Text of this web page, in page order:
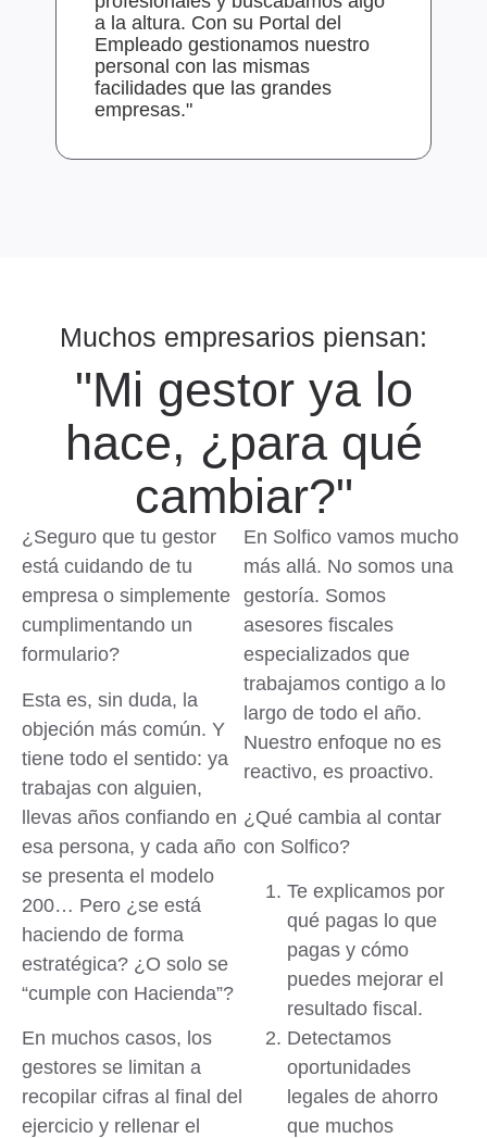
a la altura. Con su Portal del
Empleado gestionamos nuestro
personal con las mismas
facilidades que las grandes
empresas."
Muchos empresarios piensan:
"Mi gestor ya lo
hace, ¿para qué
cambiar?"
¿Seguro que tu gestor
está cuidando de tu
empresa o simplemente
cumplimentando un
formulario?
Esta es, sin duda, la
objeción más común. Y
tiene todo el sentido: ya
trabajas con alguien,
llevas años confiando en
esa persona, y cada año
se presenta el modelo
200… Pero ¿ se está
haciendo de forma
estratégica? ¿O solo se
“cumple con Hacienda”?
En muchos casos, los
gestores se limitan a
recopilar cifras al final del
ejercicio y rellenar el
En Solfico vamos mucho
más allá. No somos una
gestoría. Somos
asesores fiscales
especializados que
trabajamos contigo a lo
largo de todo el año.
Nuestro enfoque no es
reactivo, es proactivo.
¿Qué cambia al contar
con Solfico?
Te explicamos por
qué pagas lo que
pagas y cómo
puedes mejorar el
resultado fiscal.
Detectamos
oportunidades
legales de ahorro
que muchos